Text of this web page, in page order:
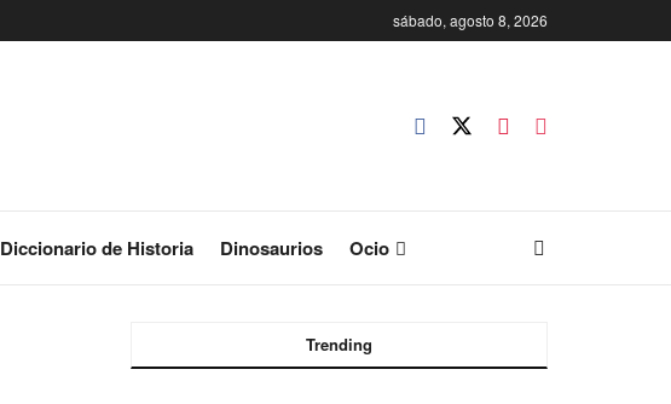
sábado, agosto 8, 2026
Diccionario de Historia Dinosaurios Ocio
Trending